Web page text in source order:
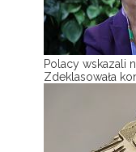
Polacy wskazali
Zdeklasowała